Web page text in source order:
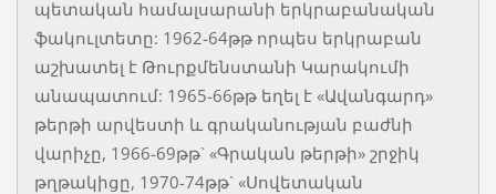
պետական համալսարանի երկրաբանական
ֆակուլտետը: 1962-64թթ որպես երկրաբան
աշխատել է Թուրքմենստանի Կարակումի
անապատում: 1965-66թթ եղել է «Ավանգարդ»
թերթի արվեստի և գրականության բաժնի
վարիչը, 1966-69թթ` «Գրական թերթի» շրջիկ
թղթակիցը, 1970-74թթ` «Սովետական